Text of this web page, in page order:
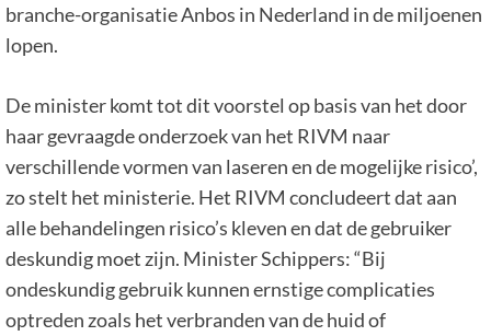
branche-organisatie Anbos in Nederland in de miljoenen
lopen.
De minister komt tot dit voorstel op basis van het door
haar gevraagde onderzoek van het RIVM naar
verschillende vormen van laseren en de mogelijke risico’,
zo stelt het ministerie. Het RIVM concludeert dat aan
alle behandelingen risico’s kleven en dat de gebruiker
deskundig moet zijn. Minister Schippers: “Bij
ondeskundig gebruik kunnen ernstige complicaties
optreden zoals het verbranden van de huid of